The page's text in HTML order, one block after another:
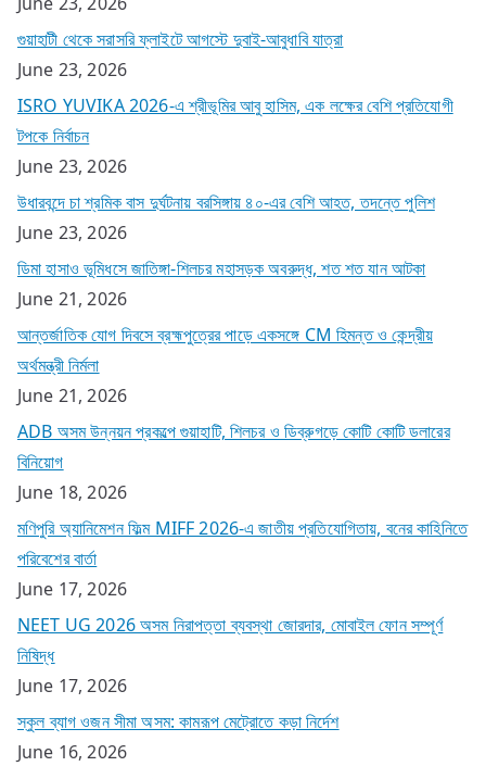
গুয়াহাটী থেকে সরাসরি ফ্লাইটে আগস্টে দুবাই-আবুধাবি যাত্রা
June 23, 2026
ISRO YUVIKA 2026-এ শ্রীভূমির আবু হাসিম, এক লক্ষের বেশি প্রতিযোগী
টপকে নির্বাচন
June 23, 2026
উধারবন্দে চা শ্রমিক বাস দুর্ঘটনায় বরসিঙ্গায় ৪০-এর বেশি আহত, তদন্তে পুলিশ
June 23, 2026
ডিমা হাসাও ভূমিধসে জাতিঙ্গা-শিলচর মহাসড়ক অবরুদ্ধ, শত শত যান আটকা
June 21, 2026
আন্তর্জাতিক যোগ দিবসে ব্রহ্মপুত্রের পাড়ে একসঙ্গে CM হিমন্ত ও কেন্দ্রীয়
অর্থমন্ত্রী নির্মলা
June 21, 2026
ADB অসম উন্নয়ন প্রকল্পে গুয়াহাটি, শিলচর ও ডিব্রুগড়ে কোটি কোটি ডলারের
বিনিয়োগ
June 18, 2026
মণিপুরি অ্যানিমেশন ফিল্ম MIFF 2026-এ জাতীয় প্রতিযোগিতায়, বনের কাহিনিতে
পরিবেশের বার্তা
June 17, 2026
NEET UG 2026 অসম নিরাপত্তা ব্যবস্থা জোরদার, মোবাইল ফোন সম্পূর্ণ
নিষিদ্ধ
June 17, 2026
স্কুল ব্যাগ ওজন সীমা অসম: কামরূপ মেট্রোতে কড়া নির্দেশ
June 16, 2026